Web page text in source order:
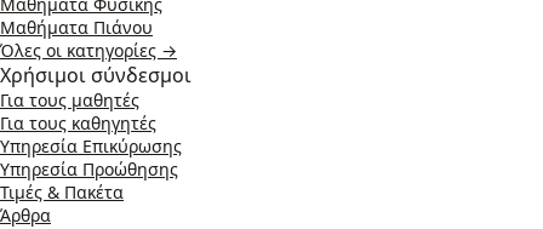
Μαθήματα Φυσικής
Μαθήματα Πιάνου
Όλες οι κατηγορίες →
Χρήσιμοι σύνδεσμοι
Για τους μαθητές
Για τους καθηγητές
Υπηρεσία Επικύρωσης
Υπηρεσία Προώθησης
Τιμές & Πακέτα
Άρθρα